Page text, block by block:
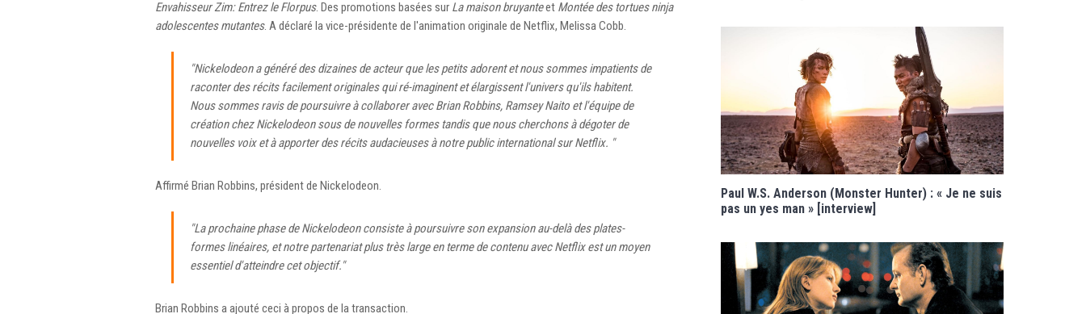
Envahisseur Zim: Entrez le Florpus. Des promotions basées sur La maison bruyanteet Montée des tortues ninja
adolescentes mutantes. A déclaré la vice-présidente de l'animation originale de Netflix, Melissa Cobb.
"Nickelodeon a généré des dizaines de acteur que les petits adorent et nous sommes impatients de
raconter des récits facilement originales qui ré-imaginent et élargissent l'univers qu'ils habitent.
Nous sommes ravis de poursuivre à collaborer avec Brian Robbins, Ramsey Naito et l'équipe de
création chez Nickelodeon sous de nouvelles formes tandis que nous cherchons à dégoter de
nouvelles voix et à apporter des récits audacieuses à notre public international sur Netflix. "
Affirmé Brian Robbins, président de Nickelodeon.
"La prochaine phase de Nickelodeon consiste à poursuivre son expansion au-delà des plates-
formes linéaires, et notre partenariat plus très large en terme de contenu avec Netflix est un moyen
essentiel d'atteindre cet objectif."
Brian Robbins a ajouté ceci à propos de la transaction.
Paul W.S. Anderson (Monster Hunter) : « Je ne suis
pas un yes man » [interview]